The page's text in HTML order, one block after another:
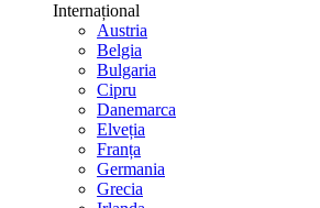
Internațional
Austria
Belgia
Bulgaria
Cipru
Danemarca
Elveția
Franța
Germania
Grecia